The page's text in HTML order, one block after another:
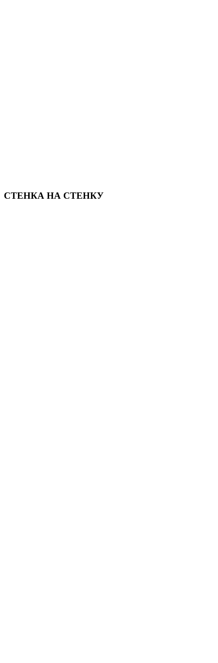
СТЕНКА НА СТЕНКУ